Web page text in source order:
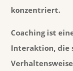
konzentriert.
Coaching ist
Interaktion, die